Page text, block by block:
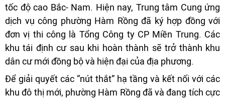
tốc độ cao Bắc- Nam. Hiện nay, Trung tâm Cung ứng
dịch vụ công phường Hàm Rồng đã ký hợp đồng với
đơn vị thi công là Tổng Công ty CP Miền Trung. Các
khu tái định cư sau khi hoàn thành sẽ trở thành khu
dân cư mới đồng bộ và hiện đại của địa phương.
Để giải quyết các “nút thắt” hạ tầng và kết nối với các
khu đô thị mới, phường Hàm Rồng đã và đang tích cực